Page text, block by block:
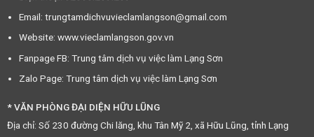
Email: trungtamdichvuvieclamlangson@gmail.com
Website: www.vieclamlangson.gov.vn
Fanpage FB: Trung tâm dịch vụ việc làm Lạng Sơn
Zalo Page: Trung tâm dịch vụ việc làm Lạng Sơn
* VĂN PHÒNG ĐẠI DIỆN HỮU LŨNG
Địa chỉ: Số 230 đường Chi lăng, khu Tân Mỹ 2, xã Hữu Lũng, tỉnh Lạng